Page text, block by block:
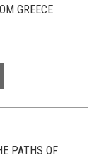
GREECE
PATHS OF